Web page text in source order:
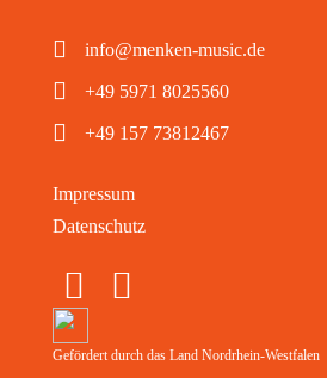
info@menken-music.de
+49 5971 8025560
+49 157 73812467
Impressum
Datenschutz
Gefördert durch das Land Nordrhein-Westfalen